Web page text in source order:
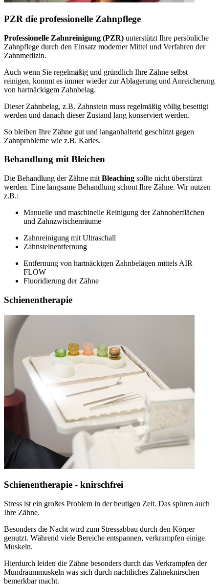
PZR die professionelle Zahnpflege
Professionelle Zahnreinigung (PZR) unterstützt Ihre persönliche
Zahnpflege durch den Einsatz moderner Mittel und Verfahren der
Zahnmedizin.
Auch wenn Sie regelmäßig und gründlich Ihre Zähne selbst
reinigen, kommt es immer wieder zur Ablagerung und Anreicherung
von hartnäckigem Zahnbelag.
Dieser Zahnbelag, z.B. Zahnstein muss regelmäßig völlig beseitigt
werden und danach dieser Zustand lang konserviert werden.
So bleiben Ihre Zähne gut und langanhaltend geschützt gegen
Zahnprobleme wie z.B. Karies.
Behandlung mit Bleichen
Die Behandlung der Zähne mit Bleaching sollte nicht überstürzt
werden. Eine langsame Behandlung schont Ihre Zähne. Wir nutzen
z.B.:
Manuelle und maschinelle Reinigung der Zahnoberflächen
und Zahnzwischenräume
Zahnreinigung mit Ultraschall
Zahnsteinentfernung
Entfernung von hartnäckigen Zahnbelägen mittels AIR
FLOW
Fluoridierung der Zähne
Schienentherapie
Schienentherapie - knirschfrei
Stress ist ein großes Problem in der heutigen Zeit. Das spüren auch
Ihre Zähne.
Besonders die Nacht wird zum Stressabbau durch den Körper
genutzt. Während viele Bereiche entspannen, verkrampfen einige
Muskeln.
Hierdurch leiden die Zähne besonders durch das Verkrampfen der
Mundraummuskeln was sich durch nächtliches Zähneknirschen
bemerkbar macht.